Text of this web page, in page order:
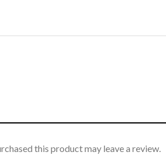
this product may leave a review.